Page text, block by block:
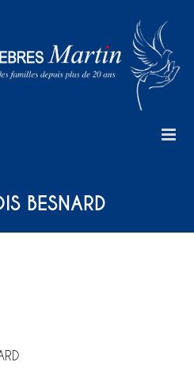
BESNARD